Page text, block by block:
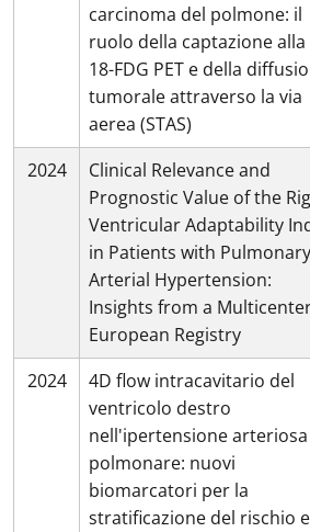
carcinoma del polmone: il
ruolo della captazione alla
18-FDG PET e della
tumorale attraverso la via
aerea (STAS)
2024
Clinical Relevance and
Prognostic Value of the
Ventricular Adaptability
in Patients with Pulmonary
Arterial Hypertension:
Insights from a
European Registry
2024
4D flow intracavitario del
ventricolo destro
nell'ipertensione arteriosa
polmonare: nuovi
biomarcatori per la
stratificazione del rischio